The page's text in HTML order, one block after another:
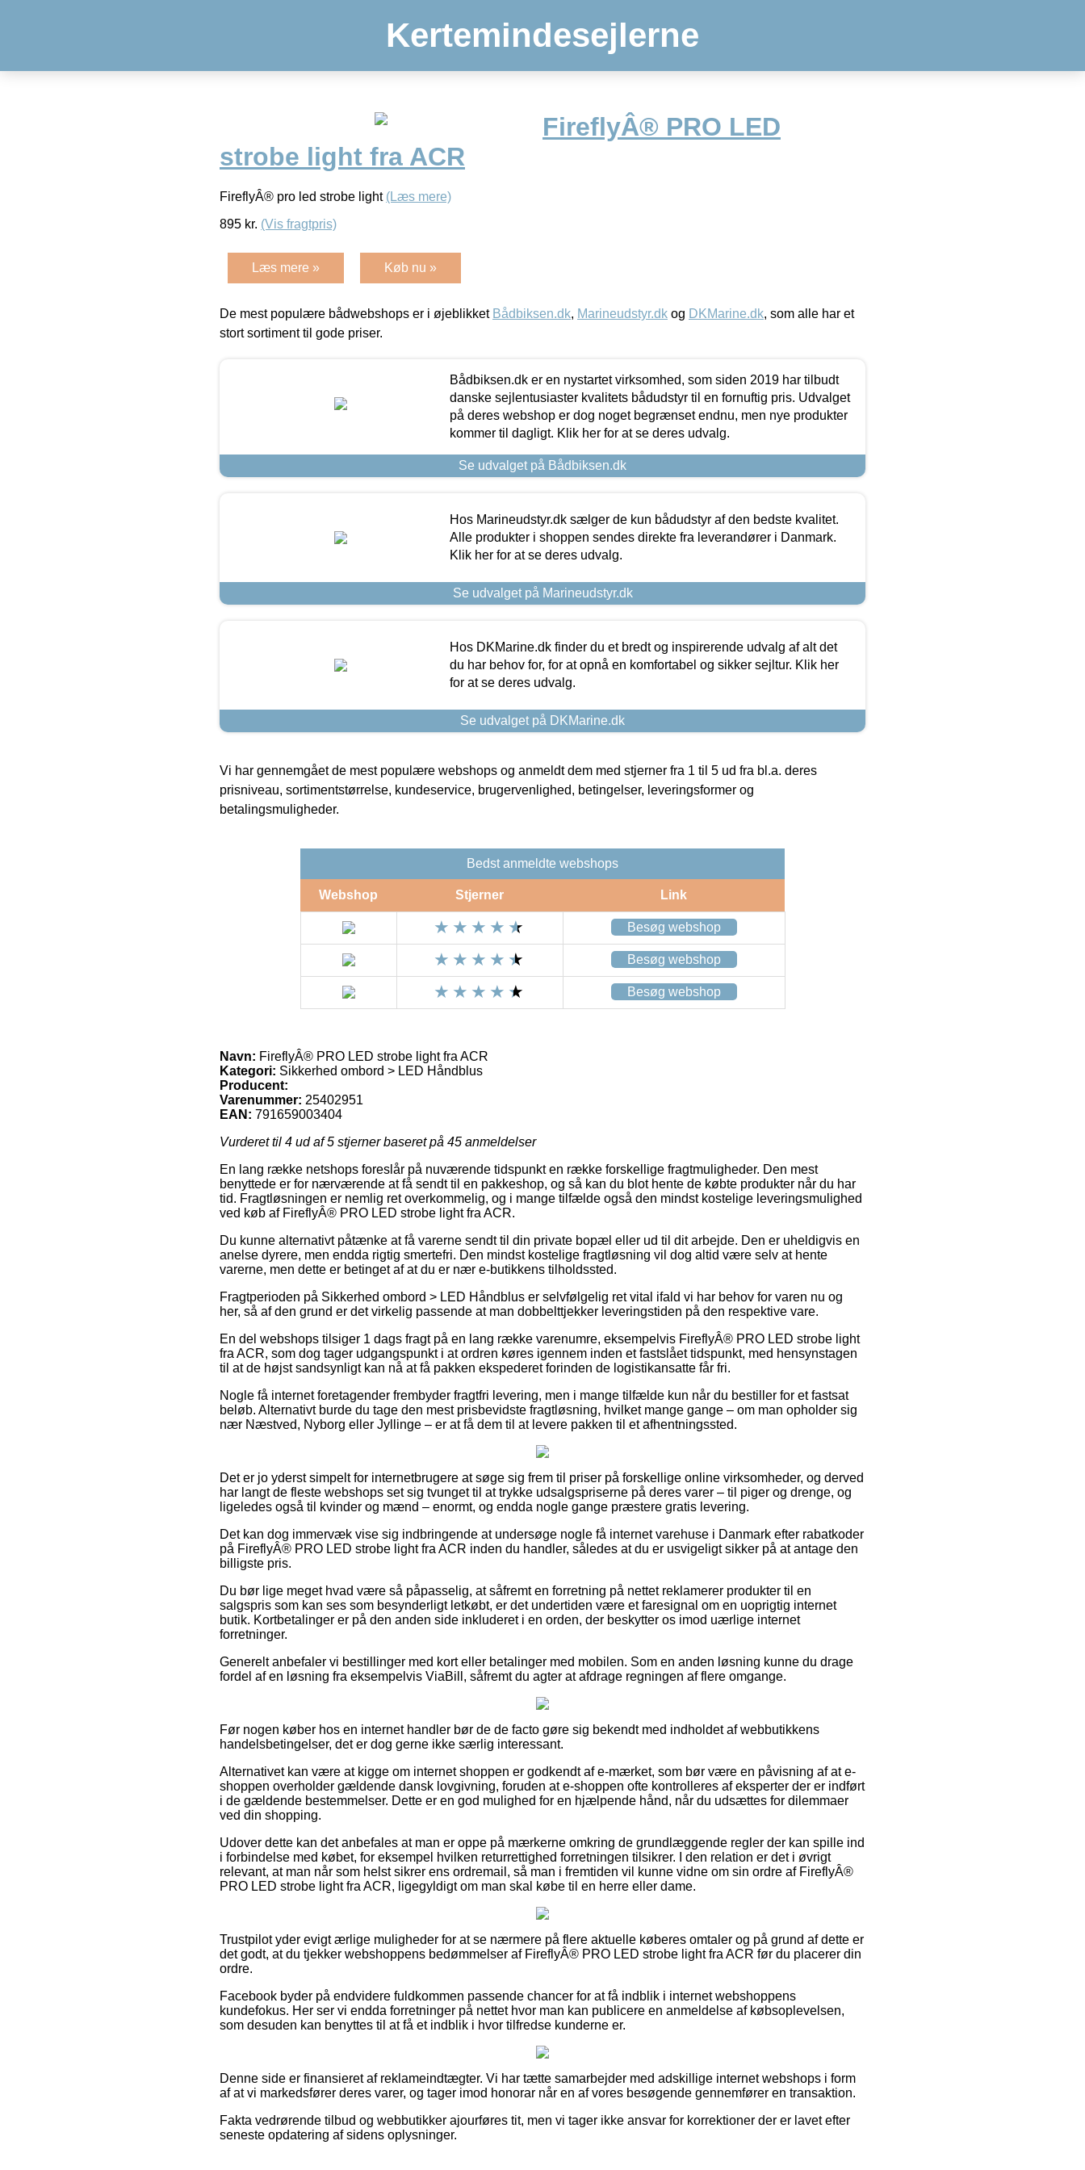
Kertemindesejlerne
FireflyÂ® PRO LED
strobe light fra ACR
FireflyÂ® pro led strobe light (Læs mere)
895 kr. (Vis fragtpris)
Læs mere » Køb nu »
De mest populære bådwebshops er i øjeblikket Bådbiksen.dk, Marineudstyr.dk og DKMarine.dk, som alle har et
stort sortiment til gode priser.
Bådbiksen.dk er en nystartet virksomhed, som siden 2019 har tilbudt
danske sejlentusiaster kvalitets bådudstyr til en fornuftig pris. Udvalget
på deres webshop er dog noget begrænset endnu, men nye produkter
kommer til dagligt. Klik her for at se deres udvalg.
Se udvalget på Bådbiksen.dk
Hos Marineudstyr.dk sælger de kun bådudstyr af den bedste kvalitet.
Alle produkter i shoppen sendes direkte fra leverandører i Danmark.
Klik her for at se deres udvalg.
Se udvalget på Marineudstyr.dk
Hos DKMarine.dk finder du et bredt og inspirerende udvalg af alt det
du har behov for, for at opnå en komfortabel og sikker sejltur. Klik her
for at se deres udvalg.
Se udvalget på DKMarine.dk
Vi har gennemgået de mest populære webshops og anmeldt dem med stjerner fra 1 til 5 ud fra bl.a. deres
prisniveau, sortimentstørrelse, kundeservice, brugervenlighed, betingelser, leveringsformer og
betalingsmuligheder.
Bedst anmeldte webshops
Webshop Stjerner Link
Besøg webshop
Besøg webshop
Besøg webshop
Navn: FireflyÂ® PRO LED strobe light fra ACR
Kategori: Sikkerhed ombord > LED Håndblus
Producent:
Varenummer: 25402951
EAN: 791659003404
Vurderet til 4 ud af 5 stjerner baseret på 45 anmeldelser
En lang række netshops foreslår på nuværende tidspunkt en række forskellige fragtmuligheder. Den mest
benyttede er for nærværende at få sendt til en pakkeshop, og så kan du blot hente de købte produkter når du har
tid. Fragtløsningen er nemlig ret overkommelig, og i mange tilfælde også den mindst kostelige leveringsmulighed
ved køb af FireflyÂ® PRO LED strobe light fra ACR.
Du kunne alternativt påtænke at få varerne sendt til din private bopæl eller ud til dit arbejde. Den er uheldigvis en
anelse dyrere, men endda rigtig smertefri. Den mindst kostelige fragtløsning vil dog altid være selv at hente
varerne, men dette er betinget af at du er nær e-butikkens tilholdssted.
Fragtperioden på Sikkerhed ombord > LED Håndblus er selvfølgelig ret vital ifald vi har behov for varen nu og
her, så af den grund er det virkelig passende at man dobbelttjekker leveringstiden på den respektive vare.
En del webshops tilsiger 1 dags fragt på en lang række varenumre, eksempelvis FireflyÂ® PRO LED strobe light
fra ACR, som dog tager udgangspunkt i at ordren køres igennem inden et fastslået tidspunkt, med hensynstagen
til at de højst sandsynligt kan nå at få pakken ekspederet forinden de logistikansatte får fri.
Nogle få internet foretagender frembyder fragtfri levering, men i mange tilfælde kun når du bestiller for et fastsat
beløb. Alternativt burde du tage den mest prisbevidste fragtløsning, hvilket mange gange – om man opholder sig
nær Næstved, Nyborg eller Jyllinge – er at få dem til at levere pakken til et afhentningssted.
Det er jo yderst simpelt for internetbrugere at søge sig frem til priser på forskellige online virksomheder, og derved
har langt de fleste webshops set sig tvunget til at trykke udsalgspriserne på deres varer – til piger og drenge, og
ligeledes også til kvinder og mænd – enormt, og endda nogle gange præstere gratis levering.
Det kan dog immervæk vise sig indbringende at undersøge nogle få internet varehuse i Danmark efter rabatkoder
på FireflyÂ® PRO LED strobe light fra ACR inden du handler, således at du er usvigeligt sikker på at antage den
billigste pris.
Du bør lige meget hvad være så påpasselig, at såfremt en forretning på nettet reklamerer produkter til en
salgspris som kan ses som besynderligt letkøbt, er det undertiden være et faresignal om en uoprigtig internet
butik. Kortbetalinger er på den anden side inkluderet i en orden, der beskytter os imod uærlige internet
forretninger.
Generelt anbefaler vi bestillinger med kort eller betalinger med mobilen. Som en anden løsning kunne du drage
fordel af en løsning fra eksempelvis ViaBill, såfremt du agter at afdrage regningen af flere omgange.
Før nogen køber hos en internet handler bør de de facto gøre sig bekendt med indholdet af webbutikkens
handelsbetingelser, det er dog gerne ikke særlig interessant.
Alternativet kan være at kigge om internet shoppen er godkendt af e-mærket, som bør være en påvisning af at e-
shoppen overholder gældende dansk lovgivning, foruden at e-shoppen ofte kontrolleres af eksperter der er indført
i de gældende bestemmelser. Dette er en god mulighed for en hjælpende hånd, når du udsættes for dilemmaer
ved din shopping.
Udover dette kan det anbefales at man er oppe på mærkerne omkring de grundlæggende regler der kan spille ind
i forbindelse med købet, for eksempel hvilken returrettighed forretningen tilsikrer. I den relation er det i øvrigt
relevant, at man når som helst sikrer ens ordremail, så man i fremtiden vil kunne vidne om sin ordre af FireflyÂ®
PRO LED strobe light fra ACR, ligegyldigt om man skal købe til en herre eller dame.
Trustpilot yder evigt ærlige muligheder for at se nærmere på flere aktuelle køberes omtaler og på grund af dette er
det godt, at du tjekker webshoppens bedømmelser af FireflyÂ® PRO LED strobe light fra ACR før du placerer din
ordre.
Facebook byder på endvidere fuldkommen passende chancer for at få indblik i internet webshoppens
kundefokus. Her ser vi endda forretninger på nettet hvor man kan publicere en anmeldelse af købsoplevelsen,
som desuden kan benyttes til at få et indblik i hvor tilfredse kunderne er.
Denne side er finansieret af reklameindtægter. Vi har tætte samarbejder med adskillige internet webshops i form
af at vi markedsfører deres varer, og tager imod honorar når en af vores besøgende gennemfører en transaktion.
Fakta vedrørende tilbud og webbutikker ajourføres tit, men vi tager ikke ansvar for korrektioner der er lavet efter
seneste opdatering af sidens oplysninger.